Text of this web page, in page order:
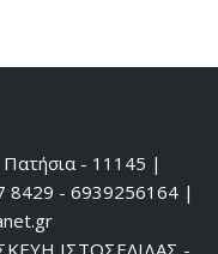
- 11145 |
8429 - 6939256164 |